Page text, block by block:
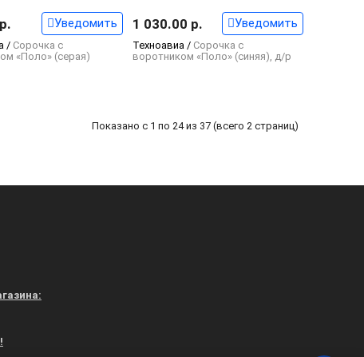
/ Сорочка с
«Поло» (серая)
Уведомить
Техноавиа / Сорочка с
воротником «Поло» (синяя), д/р
1 030.00 р. Уведомить
Показано с 1 по 24 из 37 (всего 2 страниц)